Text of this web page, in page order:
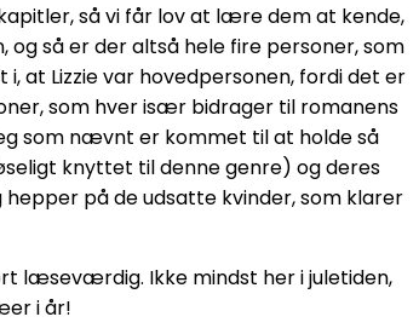
så vi får lov at lære dem at kende,
så er der altså hele fire personer, som
at Lizzie var hovedpersonen, fordi det er
som hver især bidrager til romanens
som nævnt er kommet til at holde så
knyttet til denne genre) og deres
på de udsatte kvinder, som klarer
læseværdig. Ikke mindst her i juletiden,
i år!